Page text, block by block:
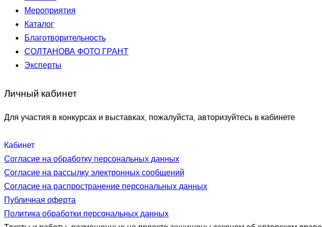
Мероприятия
Каталог
Благотворительность
СОЛТАНОВА ФОТО ГРАНТ
Эксперты
Личный кабинет
Для участия в конкурсах и выставках, пожалуйста, авторизуйтесь в кабинете
Кабинет
Согласие на обработку персональных данных
Согласие на рассылку электронных сообщений
Согласие на распространение персональных данных
Публичная оферта
Политика обработки персональных данных